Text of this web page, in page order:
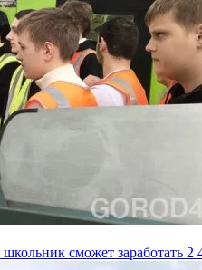
сможет заработать 2